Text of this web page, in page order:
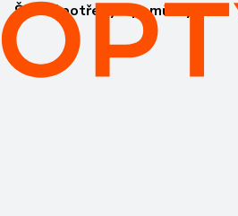
Školní potřeby a pomůcky